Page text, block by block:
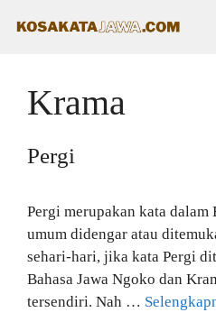
Krama
Pergi
Pergi merupakan kata dalam
umum didengar atau
sehari-hari, jika kata Pergi
Bahasa Jawa Ngoko dan
tersendiri. Nah …